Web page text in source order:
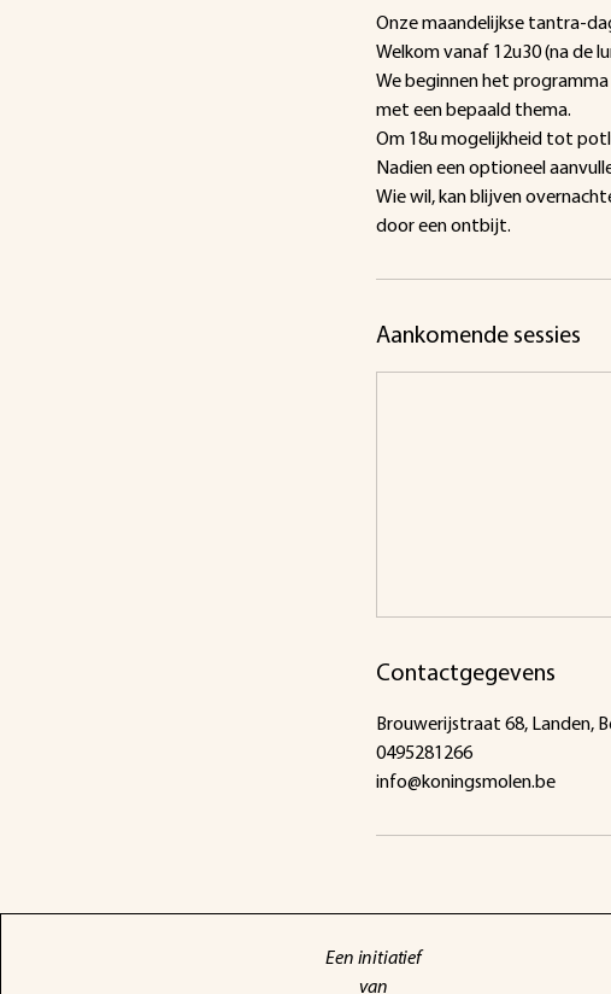
Onze maandelijkse tantra-
Welkom vanaf 12u30 (na de
We beginnen het
met een bepaald thema.
Om 18u mogelijkheid tot
Nadien een optioneel
Wie wil, kan blijven
Aankomende sessies
Contactgegevens
Brouwerijstraat 68, Landen,
0495281266
info@koningsmolen.be
Een initiatief
van